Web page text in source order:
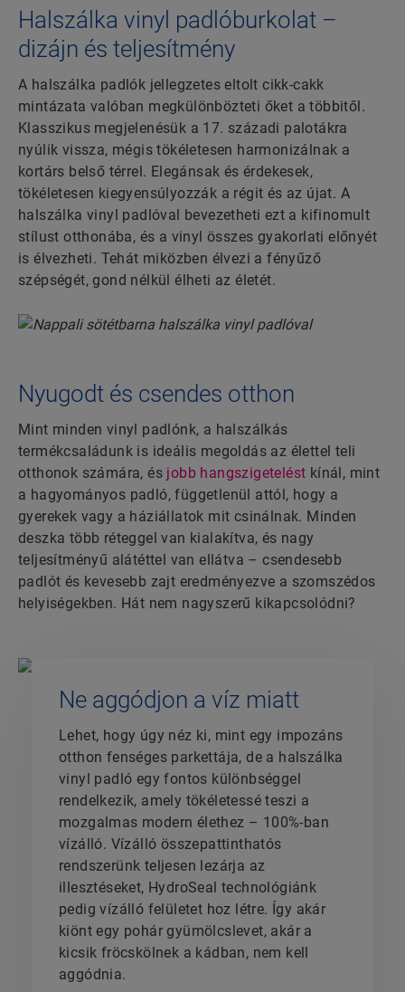
Halszálka vinyl padlóburkolat –
dizájn és teljesítmény
A halszálka padlók jellegzetes eltolt cikk-cakk
mintázata valóban megkülönbözteti őket a többitől.
Klasszikus megjelenésük a 17. századi palotákra
nyúlik vissza, mégis tökéletesen harmonizálnak a
kortárs belső térrel. Elegánsak és érdekesek,
tökéletesen kiegyensúlyozzák a régit és az újat. A
halszálka vinyl padlóval bevezetheti ezt a kifinomult
stílust otthonába, és a vinyl összes gyakorlati előnyét
is élvezheti. Tehát miközben élvezi a fényűző
szépségét, gond nélkül élheti az életét.
Nyugodt és csendes otthon
Mint minden vinyl padlónk, a halszálkás
termékcsaládunk is ideális megoldás az élettel teli
otthonok számára, és jobb hangszigetelést kínál, mint
a hagyományos padló, függetlenül attól, hogy a
gyerekek vagy a háziállatok mit csinálnak. Minden
deszka több réteggel van kialakítva, és nagy
teljesítményű alátéttel van ellátva – csendesebb
padlót és kevesebb zajt eredményezve a szomszédos
helyiségekben. Hát nem nagyszerű kikapcsolódni?
Ne aggódjon a víz miatt
Lehet, hogy úgy néz ki, mint egy impozáns
otthon fenséges parkettája, de a halszálka
vinyl padló egy fontos különbséggel
rendelkezik, amely tökéletessé teszi a
mozgalmas modern élethez – 100%-ban
vízálló. Vízálló összepattinthatós
rendszerünk teljesen lezárja az
illesztéseket, HydroSeal technológiánk
pedig vízálló felületet hoz létre. Így akár
kiönt egy pohár gyümölcslevet, akár a
kicsik fröcskölnek a kádban, nem kell
aggódnia.